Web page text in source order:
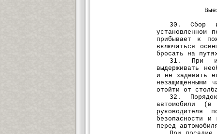
30. Сбор и
установленном
прибывает к
включаться
бросать на
31. При
выдерживать
и не задевать
незащищенными
отойти от
32.
автомобили
руководителя
безопасности и
перед